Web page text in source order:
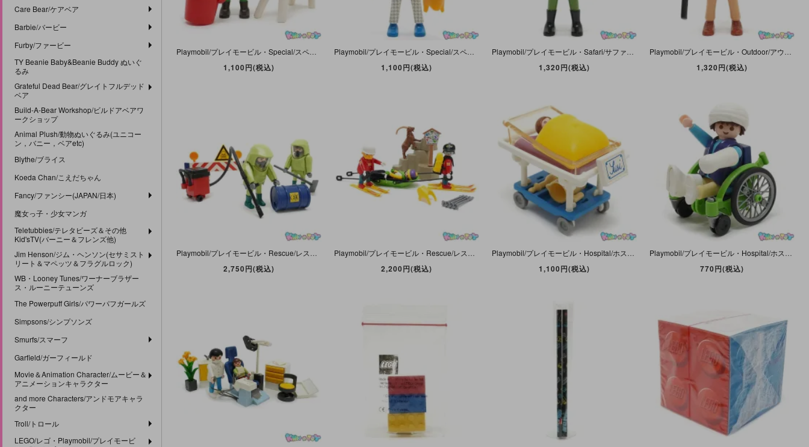
Care Bear/ケアベア
Barbie/バービー
Furby/ファービー
TY Beanie Baby&Beanie Buddy ぬいぐ
るみ
Grateful Dead Bear/グレイトフルデッド
ベア
Build-A-Bear Workshop/ビルドアベアワ
ークショップ
Animal Plush/動物ぬいぐるみ(ユニコー
ン，バニー，ベアetc)
Blythe/ブライス
Koeda Chan/こえだちゃん
Fancy/ファンシー(JAPAN/日本)
魔女っ子・少女マンガ
Teletubbies/テレタビーズ＆その他
Kid'sTV(バーニー＆フレンズ他)
Jim Henson/ジム・ヘンソン(セサミスト
リート＆マペッツ＆フラグルロック)
WB・Looney Tunes/ワーナーブラザー
ス・ルーニーテューンズ
The Powerpuff Girls/パワーパフガールズ
Simpsons/シンプソンズ
Smurfs/スマーフ
Garfield/ガーフィールド
Movie＆Animation Character/ムービー＆
アニメーションキャラクター
and more Characters/アンドモアキャラ
クター
Troll/トロール
LEGO/レゴ・Playmobil/プレイモービ
Playmobil/プレイモービル・Special/スペシャル・Riding Stables/ライディングステーブルス 「Child&Foal/チャイルド＆フォール/子供と仔馬」 #4571
1,100円(税込)
Playmobil/プレイモービル・Special/スペシャル・Victorian/ヴィクトリアン 「Chef/シェフ/料理人」 鍋×2欠品・#4593
1,100円(税込) 1,320円(税込) 1,320円(税込)
2,750円(税込) 2,200円(税込) 1,100円(税込) 770円(税込)